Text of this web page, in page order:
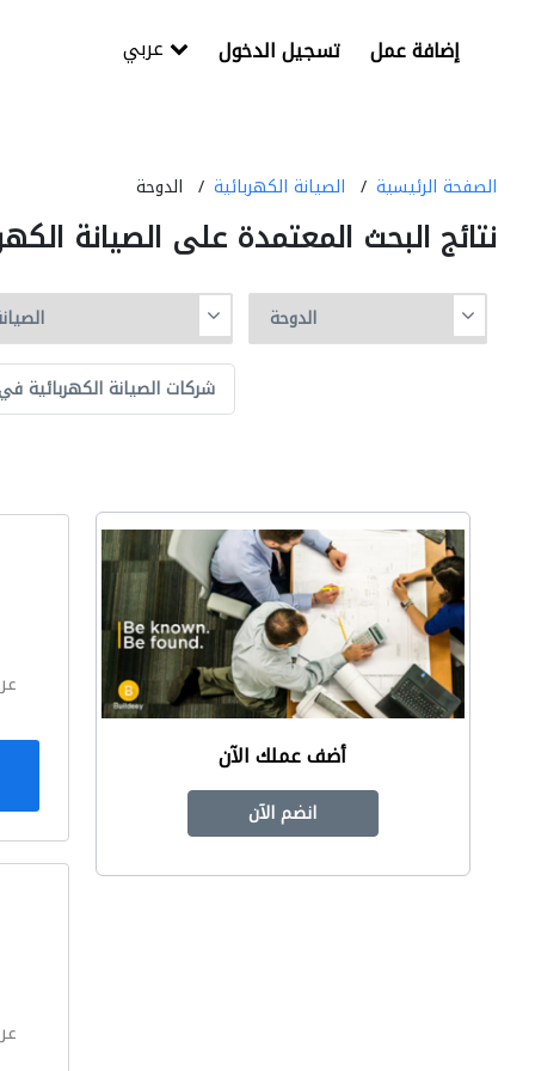
تسجيل الدخول إضافة عمل
الصفحة الرئيسية الصيانة الكهربائية الدوحة
نتائج البحث المعتمدة على الصيانة
شركات الصيانة الكهربائية
أضف عملك الآن
انضم الآن